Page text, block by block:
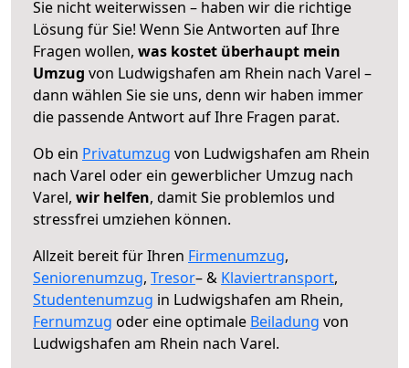
Sie nicht weiterwissen – haben wir die richtige
Lösung für Sie! Wenn Sie Antworten auf Ihre
Fragen wollen, was kostet überhaupt mein
Umzug von Ludwigshafen am Rhein nach Varel –
dann wählen Sie sie uns, denn wir haben immer
die passende Antwort auf Ihre Fragen parat.
Ob ein Privatumzug von Ludwigshafen am Rhein
nach Varel oder ein gewerblicher Umzug nach
Varel, wir helfen, damit Sie problemlos und
stressfrei umziehen können.
Allzeit bereit für Ihren Firmenumzug,
Seniorenumzug, Tresor– & Klaviertransport,
Studentenumzug in Ludwigshafen am Rhein,
Fernumzug oder eine optimale Beiladung von
Ludwigshafen am Rhein nach Varel.